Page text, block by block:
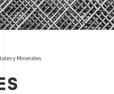
y Minerales